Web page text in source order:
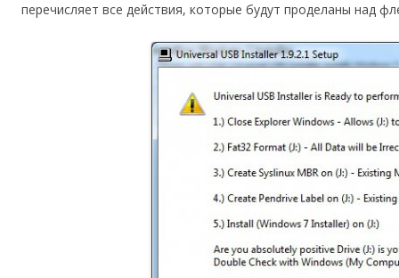
перечисляет все действия, которые будут проделаны над